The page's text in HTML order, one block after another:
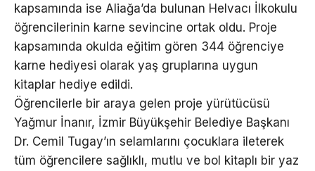
kapsamında ise Aliağa’da bulunan Helvacı İlkokulu
öğrencilerinin karne sevincine ortak oldu. Proje
kapsamında okulda eğitim gören 344 öğrenciye
karne hediyesi olarak yaş gruplarına uygun
kitaplar hediye edildi.
Öğrencilerle bir araya gelen proje yürütücüsü
Yağmur İnanır, İzmir Büyükşehir Belediye Başkanı
Dr. Cemil Tugay’ın selamlarını çocuklara ileterek
tüm öğrencilere sağlıklı, mutlu ve bol kitaplı bir yaz